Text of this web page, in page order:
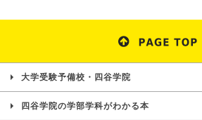
大学受験予備校・四谷学院
四谷学院の学部学科がわかる本